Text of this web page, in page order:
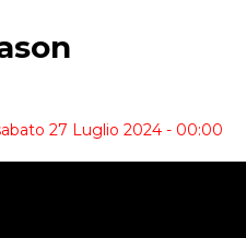
27 Luglio 2024 - 00:00